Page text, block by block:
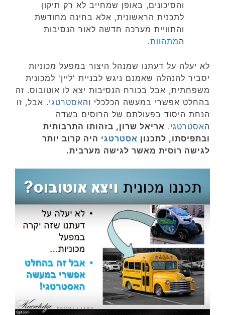
והסיכונים, באופן שמחייב לא רק תיקון
לתכנית הראשונית, אלא בחינה מחודשת
והתוויית מערכה חדשה לאור הנסיבות
המתהוות.
לא יעלה על דעתנו שמנהל היצור במפעל מכוניות
יסביר להנהלה שאמנם ניגש לבניית 'ליין' למכונית
משפחתית, אבל בכורח הנסיבות יצא לו אוטובוס. זה
בהחלט אפשרי במעשה הכלכלי והאסטרטגי. אבל, זו
הנחת היסוד בפעולתם של הרוסים בשדה
האסטרטגי. אריאל שרון, בזהותו התרבותית
ובתפיסתו, לתכנון אסטרטגי היה קרוב יותר
לגישה רוסית מאשר לגישה מערבית.